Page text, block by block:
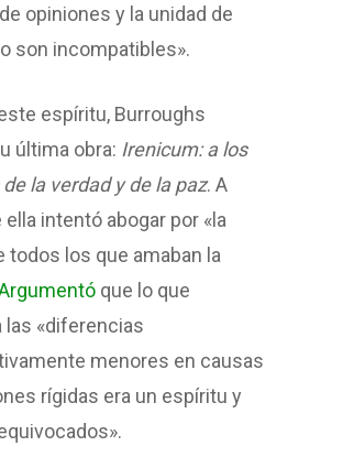
opiniones y la unidad de
son incompatibles».
espíritu, Burroughs
última obra: Irenicum: a los
la verdad y de la paz. A
intentó abogar por «la
todos los que amaban la
que lo que
las «diferencias
menores en causas
rígidas era un espíritu y